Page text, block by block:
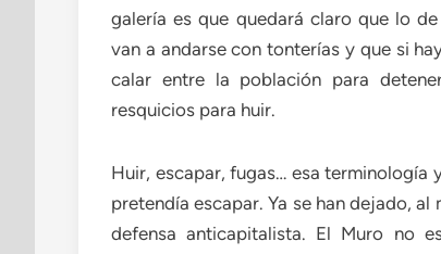
galería es que quedará claro que lo
van a andarse con tonterías y que si
calar entre la población para
resquicios para huir.
Huir, escapar, fugas… esa terminología
pretendía escapar. Ya se han dejado,
defensa anticapitalista. El Muro no